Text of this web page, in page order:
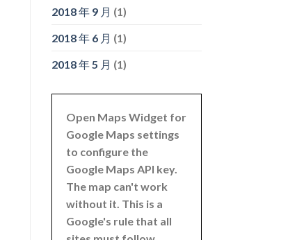
2018 年 9 月 (1)
2018 年 6 月 (1)
2018 年 5 月 (1)
Open Maps Widget for
Google Maps settings
to configure the
Google Maps API key.
The map can't work
without it. This is a
Google's rule that all